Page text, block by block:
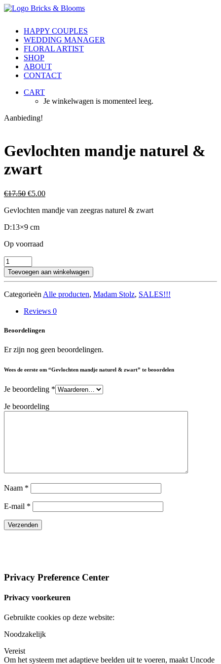
HAPPY COUPLES
WEDDING MANAGER
FLORAL ARTIST
SHOP
ABOUT
CONTACT
CART
Je winkelwagen is momenteel leeg.
Aanbieding!
Gevlochten mandje naturel &
zwart
€17.50 Oorspronkelijke
was:
€5.00Huidige
is:
Gevlochten mandje van zeegras naturel & zwart
D:13×9 cm
Op voorraad
Gevlochten
mandje
naturel
zwart
Toevoegen aan winkelwagen
Categorieën Alle producten, Madam Stolz, SALES!!!
Reviews 0
Beoordelingen
Er zijn nog geen beoordelingen.
Wees de eerste om “Gevlochten mandje naturel & zwart” te beoordelen
Je beoordeling *
Je beoordeling
Naam *
E-mail *
Privacy Preference Center
Privacy voorkeuren
Gebruikte cookies op deze website:
Noodzakelijk
Vereist
Om het systeem met adaptieve beelden uit te voeren, maakt Uncode